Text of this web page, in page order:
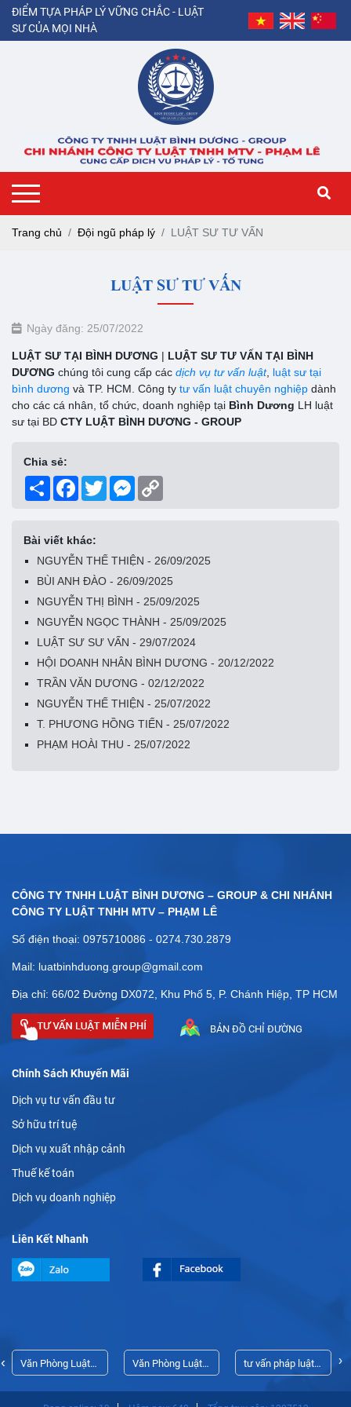
ĐIỂM TỰA PHÁP LÝ VỮNG CHẮC - LUẬT
SƯ CỦA MỌI NHÀ
Trang chủ Đội ngũ pháp lý LUẬT SƯ TƯ VẤN
LUẬT SƯ TƯ VẤN
Ngày đăng: 25/07/2022
LUẬT SƯ TẠI BÌNH DƯƠNG | LUẬT SƯ TƯ VẤN TẠI BÌNH
DƯƠNG chúng tôi cung cấp các dịch vụ tư vấn luật, luật sư tại
bình dương và TP. HCM. Công ty tư vấn luật chuyên nghiệp dành
cho các cá nhân, tổ chức, doanh nghiệp tại Bình Dương LH luật
sư tại BD CTY LUẬT BÌNH DƯƠNG - GROUP
Chia sẻ:
Share Facebook
Twitter Messenger
Bài viết khác:
NGUYỄN THẾ THIỆN - 26/09/2025
BÙI ANH ĐÀO - 26/09/2025
NGUYỄN THỊ BÌNH - 25/09/2025
NGUYỄN NGỌC THÀNH - 25/09/2025
LUẬT SƯ SƯ VẤN - 29/07/2024
HỘI DOANH NHÂN BÌNH DƯƠNG - 20/12/2022
TRẦN VĂN DƯƠNG - 02/12/2022
NGUYỄN THẾ THIỆN - 25/07/2022
T. PHƯƠNG HỒNG TIẾN - 25/07/2022
PHẠM HOÀI THU - 25/07/2022
CÔNG TY TNHH LUẬT BÌNH DƯƠNG – GROUP & CHI NHÁNH
CÔNG TY LUẬT TNHH MTV – PHẠM LÊ
Số điện thoại: 0975710086 - 0274.730.2879
Mail: luatbinhduong.group@gmail.com
Địa chỉ: 66/02 Đường DX072, Khu Phố 5, P. Chánh Hiệp, TP HCM
BẢN ĐỒ CHỈ ĐƯỜNG
Chính Sách Khuyến Mãi
Dịch vụ tư vấn đầu tư
Sở hữu trí tuệ
Dịch vụ xuất nhập cảnh
Thuế kế toán
Dịch vụ doanh nghiệp
Liên Kết Nhanh
Văn Phòng Luật
Sư Thủ Dầu Một
Văn Phòng Luật
Sư Thủ Dầu Một
tư vấn pháp luật
doanh nghiệp
‹ ›